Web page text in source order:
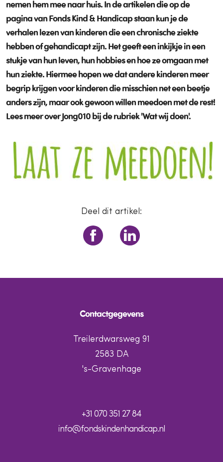
nemen hem mee naar huis. In de artikelen die op de
pagina van Fonds Kind & Handicap staan kun je de
verhalen lezen van kinderen die een chronische ziekte
hebben of gehandicapt zijn. Het geeft een inkijkje in een
stukje van hun leven, hun hobbies en hoe ze omgaan met
hun ziekte. Hiermee hopen we dat andere kinderen meer
begrip krijgen voor kinderen die misschien net een beetje
anders zijn, maar ook gewoon willen meedoen met de rest!
Lees meer over Jong010 bijde rubriek 'Wat wij doen'.
Deel dit artikel:
Contactgegevens
Treilerdwarsweg 91
2583 DA
's-Gravenhage
+31 070 351 27 84
info@fondskindenhandicap.nl